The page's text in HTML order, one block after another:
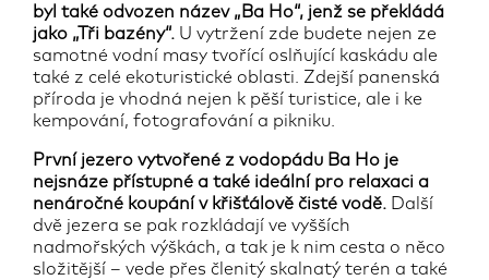
byl také odvozen název „Ba Ho“, jenž se překládá
jako „Tři bazény“. U vytržení zde budete nejen ze
samotné vodní masy tvořící oslňující kaskádu ale
také z celé ekoturistické oblasti. Zdejší panenská
příroda je vhodná nejen k pěší turistice, ale i ke
kempování, fotografování a pikniku.
První jezero vytvořené z vodopádu Ba Ho je
nejsnáze přístupné a také ideální pro relaxaci a
nenáročné koupání v křišťálově čisté vodě. Další
dvě jezera se pak rozkládají ve vyšších
nadmořských výškách, a tak je k nim cesta o něco
složitější – vede přes členitý skalnatý terén a také